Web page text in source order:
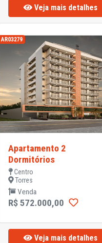
Veja mais detalhes
AR03279
Apartamento 2
Dormitórios
Centro
Torres
Venda
R$ 572.000,00
Veja mais detalhes